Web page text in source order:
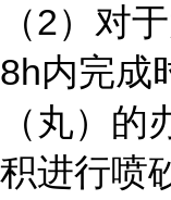
（2）对
8h内完成
（丸）
积进行喷